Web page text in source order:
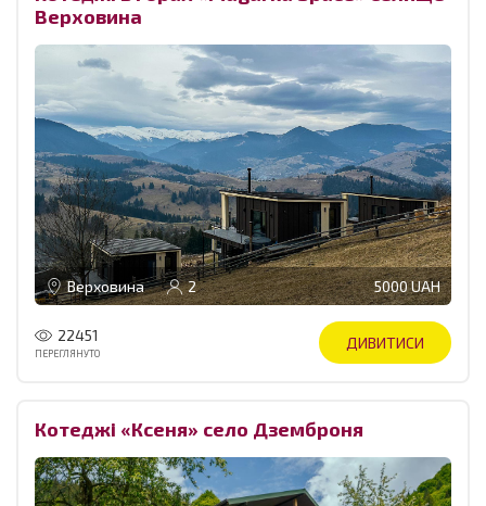
Верховина
Верховина 2 5000 UAH
22451
ПЕРЕГЛЯНУТО
ДИВИТИСИ
Котеджі «Ксеня» село Дземброня